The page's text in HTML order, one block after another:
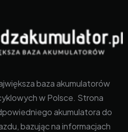
baza akumulatorów
w Polsce. Strona
akumulatora do
bazując na informacjach